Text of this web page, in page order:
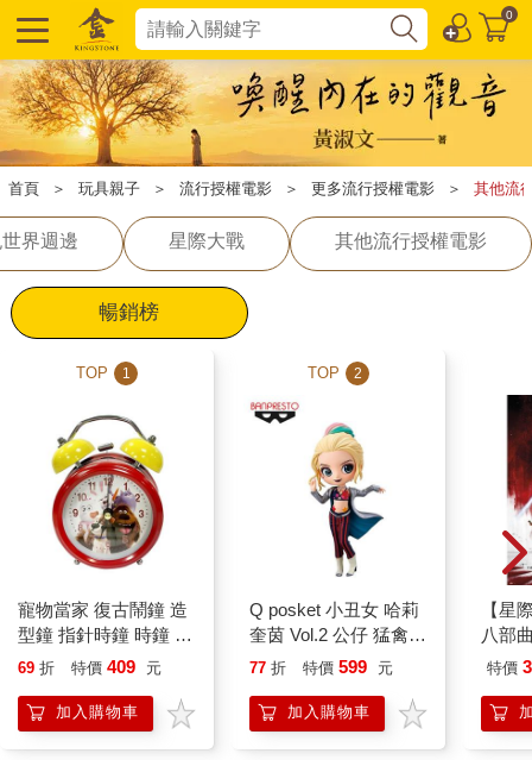
0
首頁 ＞ 玩具親子 ＞ 流行授權電影 ＞ 更多流行授權電影 ＞ 其他流
界週邊 星際大戰 其他流行授權電影
暢銷榜
TOP 1
寵物當家 復古鬧鐘 造
型鐘 指針時鐘 時鐘 鬧
鐘 夜燈功能 麥斯 公爵
69 折 特價 409 元
加入購物車
TOP 2
Q posket 小丑女 哈莉
奎茵 Vol.2 公仔 猛禽小
隊 小丑女大解放
77 折 特價 599 元
加入購物車
【星
八部
士 電
特價